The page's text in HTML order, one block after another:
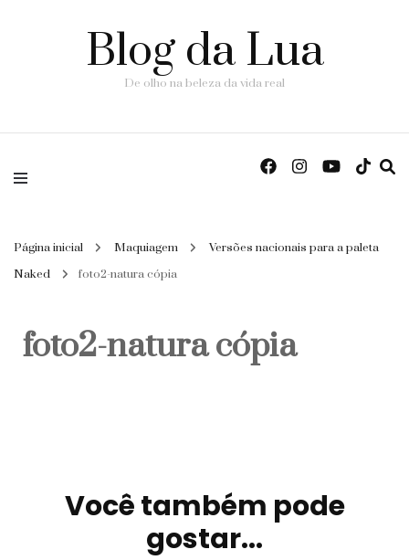
Blog da Lua
De olho na beleza da vida real
Página inicial Maquiagem
Versões nacionais para a paleta
Naked
foto2-natura cópia
foto2-natura cópia
Você também pode
gostar...